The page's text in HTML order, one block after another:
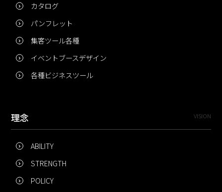
カタログ
パンフレット
集客ツール各種
イベントブースデザイン
各種ビジネスツール
理念 VISION
ABILITY
STRENGTH
POLICY